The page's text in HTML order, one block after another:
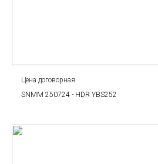
Цена договорная
SNMM 250724 - HDR YBS252